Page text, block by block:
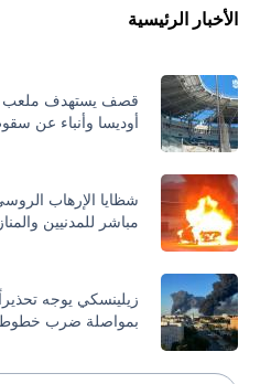
الأخبار الرئيسية
قصف يستهدف ملعب
أوديسا وأنباء عن
شظايا الإرهاب
مباشر للمدنيين
زيلينسكي يوجه
بمواصلة ضرب